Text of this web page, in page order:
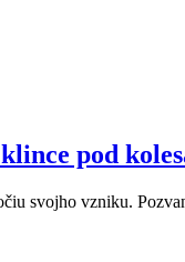
pod
svojho vzniku.